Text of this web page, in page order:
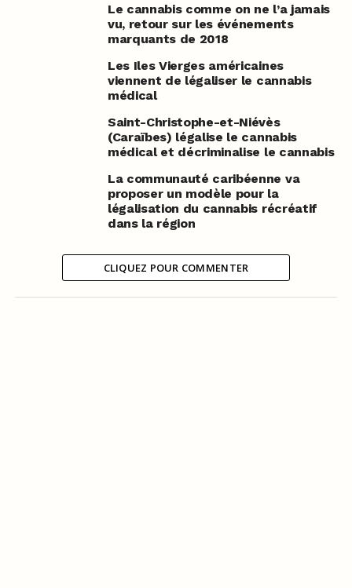
Le cannabis comme on ne l’a jamais
vu, retour sur les événements
marquants de 2018
Les Iles Vierges américaines
viennent de légaliser le cannabis
médical
Saint-Christophe-et-Niévès
(Caraïbes) légalise le cannabis
médical et décriminalise le cannabis
La communauté caribéenne va
proposer un modèle pour la
légalisation du cannabis récréatif
dans la région
CLIQUEZ POUR COMMENTER